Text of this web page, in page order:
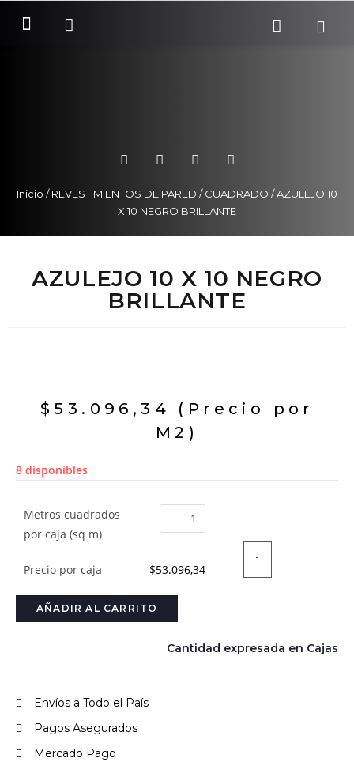
Inicio /REVESTIMIENTOS DE PARED /CUADRADO / AZULEJO 10
X 10 NEGRO BRILLANTE
AZULEJO 10 X 10 NEGRO
BRILLANTE
$53.096,34
(Precio por
M2)
8 disponibles
Metros cuadrados
por caja (sq m)
Precio por caja $53.096,34
AÑADIR AL CARRITO
Cantidad expresada en Cajas
Envíos a Todo el País
Pagos Asegurados
Mercado Pago